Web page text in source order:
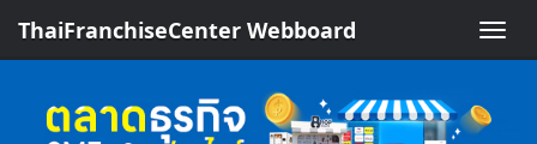
Toggle
ThaiFranchiseCenter Webboard